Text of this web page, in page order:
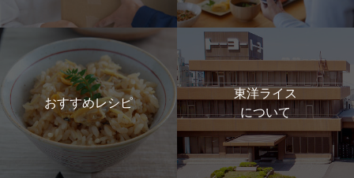
おすすめレシピ
東洋ライス
について